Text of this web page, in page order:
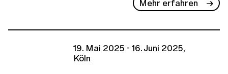
Mehr erfahren
19. Mai 2025 - 16. Juni 2025,
Köln